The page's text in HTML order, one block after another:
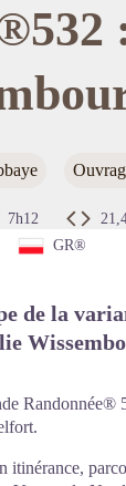
7h12
GR®
de la
Randonnée®
itinérance,